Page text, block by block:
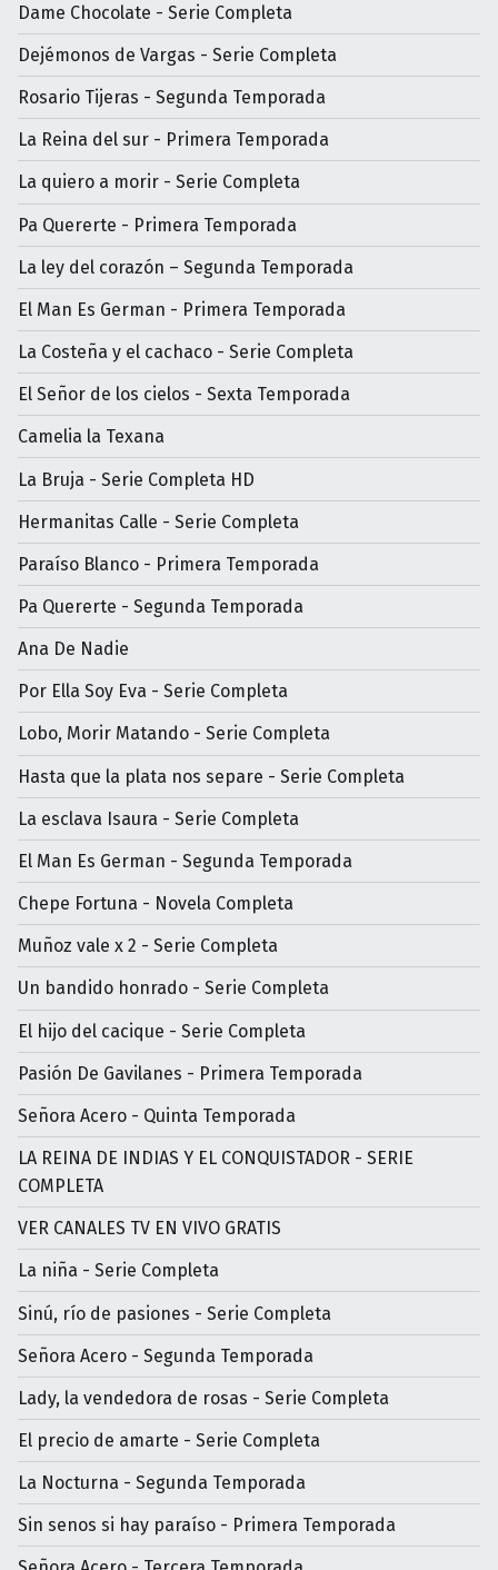
Dame Chocolate - Serie Completa
Dejémonos de Vargas - Serie Completa
Rosario Tijeras - Segunda Temporada
La Reina del sur - Primera Temporada
La quiero a morir - Serie Completa
Pa Quererte - Primera Temporada
La ley del corazón – Segunda Temporada
El Man Es German - Primera Temporada
La Costeña y el cachaco - Serie Completa
El Señor de los cielos - Sexta Temporada
Camelia la Texana
La Bruja - Serie Completa HD
Hermanitas Calle - Serie Completa
Paraíso Blanco - Primera Temporada
Pa Quererte - Segunda Temporada
Ana De Nadie
Por Ella Soy Eva - Serie Completa
Lobo, Morir Matando - Serie Completa
Hasta que la plata nos separe - Serie Completa
La esclava Isaura - Serie Completa
El Man Es German - Segunda Temporada
Chepe Fortuna - Novela Completa
Muñoz vale x 2 - Serie Completa
Un bandido honrado - Serie Completa
El hijo del cacique - Serie Completa
Pasión De Gavilanes - Primera Temporada
Señora Acero - Quinta Temporada
LA REINA DE INDIAS Y EL CONQUISTADOR - SERIE
COMPLETA
VER CANALES TV EN VIVO GRATIS
La niña - Serie Completa
Sinú, río de pasiones - Serie Completa
Señora Acero - Segunda Temporada
Lady, la vendedora de rosas - Serie Completa
El precio de amarte - Serie Completa
La Nocturna - Segunda Temporada
Sin senos si hay paraíso - Primera Temporada